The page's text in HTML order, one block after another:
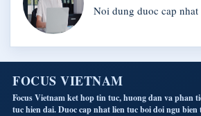
Noi dung duoc cap
FOCUS VIETNAM
Focus Vietnam ket hop tin tuc, huong dan va phan
tuc hien dai. Duoc cap nhat lien tuc boi doi ngu bien